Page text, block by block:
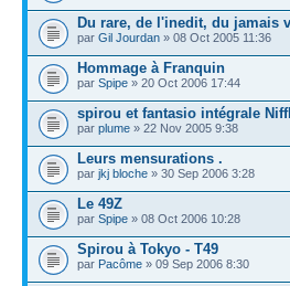
Du rare, de l'inedit, du jamais
par Gil Jourdan » 08 Oct 2005 11:36
Hommage à Franquin
par Spipe » 20 Oct 2006 17:44
spirou et fantasio intégrale
par plume » 22 Nov 2005 9:38
Leurs mensurations .
par jkj bloche » 30 Sep 2006 3:28
Le 49Z
par Spipe » 08 Oct 2006 10:28
Spirou à Tokyo - T49
par Pacôme » 09 Sep 2006 8:30